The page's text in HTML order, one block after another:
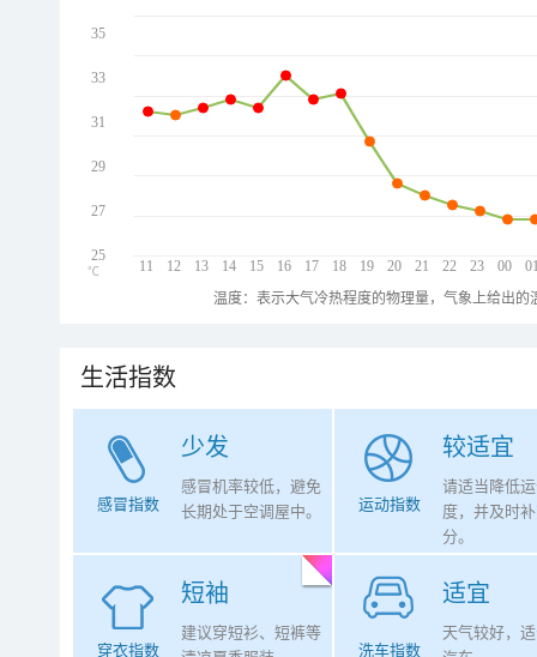
11 12 13 14 15 16 17 18 19 20 21 22 23 00
35
33
31
29
27
25
℃
温度：表示大气冷热程度的物理量，气象上给出
生活指数
少发
感冒指数
感冒机率较低，避免
长期处于空调屋中。
较适宜
运动指数
请适当降低
度，并及时
分。
短袖
穿衣指数
建议穿短衫、短裤等
适宜
洗车指数
天气较好，